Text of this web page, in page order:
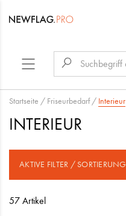
Startseite / Friseurbedarf / Interieur
INTERIEUR
AKTIVE FILTER / SORTIERUNG
57 Artikel